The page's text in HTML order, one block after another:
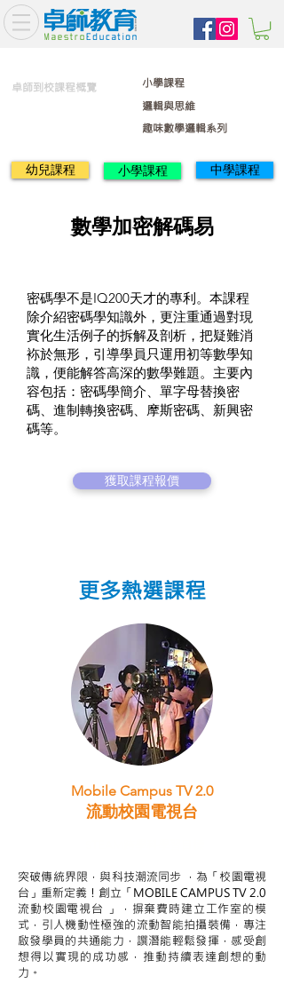
卓師到校課程概覽
邏輯與思維
趣味數學邏輯系列
小學課程
幼兒課程 小學課程 中學課程
密碼學不是IQ200天才的專利。本課程
除介紹密碼學知識外，更注重通過對現
實化生活例子的拆解及剖析，把疑難消
袮於無形，引導學員只運用初等數學知
識，便能解答高深的數學難題。主要內
容包括：密碼學簡介、單字母替換密
碼、進制轉換密碼、摩斯密碼、新興密
碼等。
獲取課程報價
數學加密解碼易
更多熱選課程
Mobile Campus TV 2.0
流動校園電視台
突破傳統界限，與科技潮流同步 ，為「校園電視
台」重新定義！創立「MOBILE CAMPUS TV 2.0
流動校園電視台 」，摒棄費時建立工作室的模
式，引人機動性極強的流動智能拍攝裝備，專注
啟發學員的共通能力，譔潛能輕鬆發揮，感受創
想得以實現的成功感，推動持續表達創想的動
力。